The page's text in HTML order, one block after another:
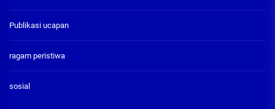
Publikasi ucapan
ragam peristiwa
sosial